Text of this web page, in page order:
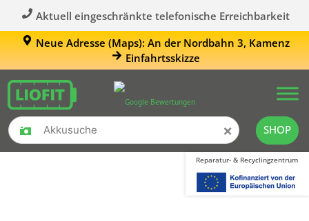
Aktuell eingeschränkte telefonische Erreichbarkeit
Neue Adresse (Maps): An der Nordbahn 3, Kamenz
Einfahrtsskizze
× SHOP
Reparatur- & Recyclingzentrum